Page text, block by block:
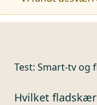
Test: Smart-tv og
Hvilket